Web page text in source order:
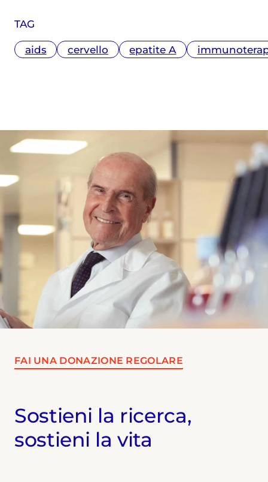
TAG
aids cervello epatite A
FAI UNA DONAZIONE REGOLARE
Sostieni la ricerca,
sostieni la vita